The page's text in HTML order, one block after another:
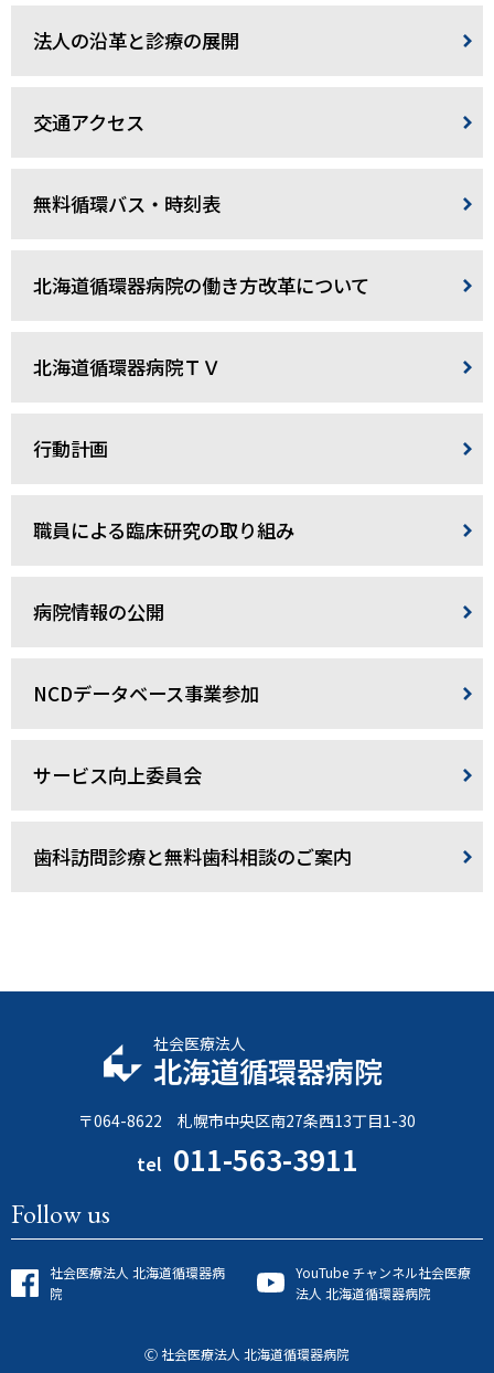
法人の沿革と診療の展開
交通アクセス
無料循環バス・時刻表
北海道循環器病院の働き方改革について
北海道循環器病院ＴＶ
行動計画
職員による臨床研究の取り組み
病院情報の公開
NCDデータベース事業参加
サービス向上委員会
歯科訪問診療と無料歯科相談のご案内
社会医療法人
北海道循環器病院
〒064-8622 札幌市中央区南27条西13丁目1-30
tel 011-563-3911
Follow us
社会医療法人 北海道循環器病
院
YouTube チャンネル社会医療
法人 北海道循環器病院
Ⓒ 社会医療法人 北海道循環器病院